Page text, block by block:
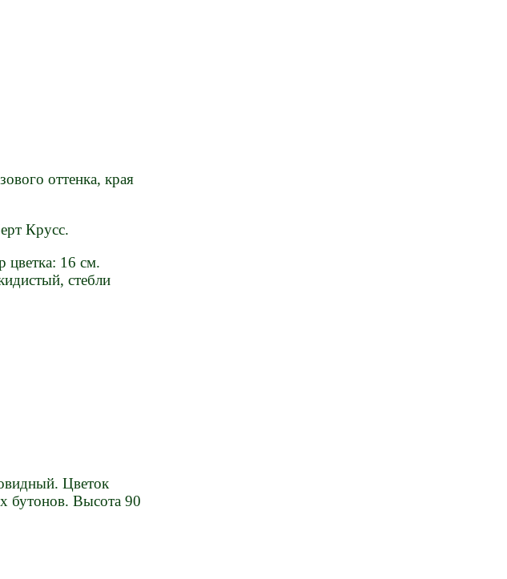
оттенка, края
Крусс.
16 см.
стебли
Цветок
бутонов. Высота 90